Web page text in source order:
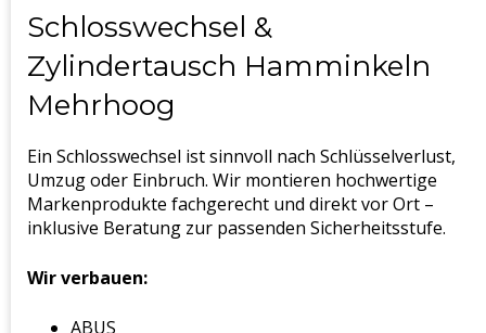
Schlosswechsel &
Zylindertausch Hamminkeln
Mehrhoog
Ein Schlosswechsel ist sinnvoll nach Schlüsselverlust,
Umzug oder Einbruch. Wir montieren hochwertige
Markenprodukte fachgerecht und direkt vor Ort –
inklusive Beratung zur passenden Sicherheitsstufe.
Wir verbauen:
ABUS